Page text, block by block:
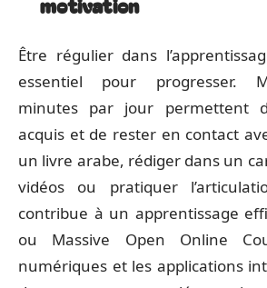
Être régulier dans
essentiel pour progresser.
minutes par jour permettent
acquis et de rester en contact
un livre arabe, rédiger dans un
vidéos ou pratiquer
contribue à un apprentissage
ou Massive Open Online
numériques et les applications